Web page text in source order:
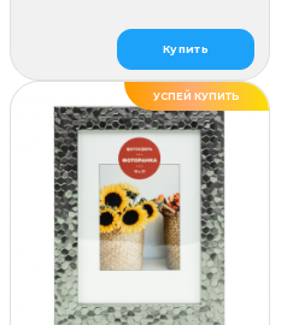
Купить
УСПЕЙ КУПИТЬ